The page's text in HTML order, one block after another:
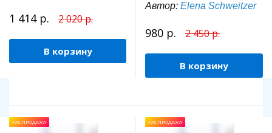
1 414 р. 2 020 р.
В корзину
Автор: Elena Schweitzer
980 р. 2 450 р.
В корзину
РАСПРОДАЖА РАСПРОДАЖА